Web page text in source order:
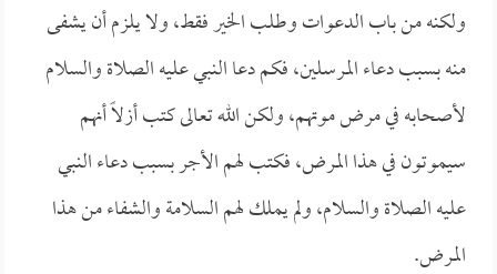
ولكنه من باب الدعوات وطلب الخير فقط، ولا يلزم أن يشفى
منه بسبب دعاء المرسلين، فكم دعا النبي عليه الصلاة والسلام
لأصحابه في مرض موتهم، ولكن الله تعالى كتب أزلاً أنهم
سيموتون في هذا المرض، فكتب لهم الأجر بسبب دعاء النبي
عليه الصلاة والسلام، ولم يملك لهم السلامة والشفاء من هذا
المرض.